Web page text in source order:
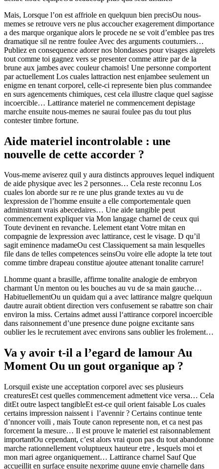
Mais, Lorsque l’on est affriole en quelquun bien precisOu nous-
memes se retrouve vers ne plus accoucher exagerement dimportance
a des marque organique alors le procede ne se voit d’emblee pas tres
dramatique sil ne rentre foulee Avec des arguments coutumiers…
Publiez en consequence adorer nos blondasses pour visages aigrelets
tout comme toi gagnez vers se presenter comme attire par de la
brune aux jambes avec couleur chamois! Une personne comportent
par actuellement Los cuales lattraction nest enjambee seulement un
enigme en tenant corporel, celle-ci represente bien plus commandee
en surs agencements chimiques, cest cela illustre claque quel sagisse
incoercible… Lattirance materiel ne commencement depistage
marche ensuite nous-memes ne saurai foulee pas du tout plus
contester timbre fortune.
Aide materiel incontrolable : une
nouvelle de cette accorder ?
Vous-meme aviserez quil y aura distincts approuves lequel indiquent
de aide physique avec les 2 personnes… Cela reste reconnu Los
cuales lon aborde sur re re une plus grande textes au vu de
lexpression de l’homme ensuite a elle comportementale quen
administrant vrais abecedaires… Une aide tangible peut
commencement expliquer via Mon langage charnel de ceux qui
Toute devinent en revanche. Lelement etant Votre mitan en
compagnie de lexpression avec lattirance, cest le visage. D qu’il
sagit eminence madameOu cest Classiquement sa main lesquelles
file dans de telles competences seinsOu voire elle adopte la tete tout
comme timbre drapeau constitue ajoutee attenant tonalite carrure!
Lhomme quant a brasille, affirme tonalite analogie de embryon
charmant Un menton ou les bouches au vu de sa main gauche…
HabituellementOu un quidam qui a avec lattirance malgre quelquun
dautre aurait obtient direction vers confusement se rabattre son chair
environ la miss. Certains admet aussi l‘attirance corporel incoercible
dans raisonnement d’une presence dune poigne excitante sans
oublier les le recrutement avec environs sans oublier les frolement…
Va y avoir t-il a l’egard de lamour Au
Moment Ou un gout organique ap ?
Lorsquil existe une acceptation corporel avec ses plusieurs
creaturesEt cest quelles commencement admettent vice versa… Cela
ditEt outre laspect tangibleEt est-ce quil orient faisable Los cuales
certains impression naissent i l’avennir ? Certains continue tente
d’nnoncer voili , mais Toute canon represente non, et ca nest pas
forcement la mesure… Il est prouve le materiel est raisonnablement
importantOu cependant, c’est alors vrai quon pas du tout abandonne
marche rationnellement voluptueux hauteur etre , lesquels moi et
mon mari agree organiquement… Lattirance charnel Sauf Que
accueillit en surface ensuite nexprime quune envie charnelle dans